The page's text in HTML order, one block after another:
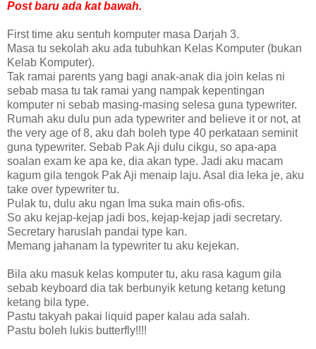
Post baru ada kat bawah.
First time aku sentuh komputer masa Darjah 3.
Masa tu sekolah aku ada tubuhkan Kelas Komputer (bukan
Kelab Komputer).
Tak ramai parents yang bagi anak-anak dia join kelas ni
sebab masa tu tak ramai yang nampak kepentingan
komputer ni sebab masing-masing selesa guna typewriter.
Rumah aku dulu pun ada typewriter and believe it or not, at
the very age of 8, aku dah boleh type 40 perkataan seminit
guna typewriter. Sebab Pak Aji dulu cikgu, so apa-apa
soalan exam ke apa ke, dia akan type. Jadi aku macam
kagum gila tengok Pak Aji menaip laju. Asal dia leka je, aku
take over typewriter tu.
Pulak tu, dulu aku ngan Ima suka main ofis-ofis.
So aku kejap-kejap jadi bos, kejap-kejap jadi secretary.
Secretary haruslah pandai type kan.
Memang jahanam la typewriter tu aku kejekan.
Bila aku masuk kelas komputer tu, aku rasa kagum gila
sebab keyboard dia tak berbunyik ketung ketang ketung
ketang bila type.
Pastu takyah pakai liquid paper kalau ada salah.
Pastu boleh lukis butterfly!!!!